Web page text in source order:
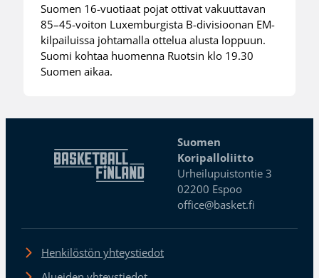
Suomen 16-vuotiaat pojat ottivat vakuuttavan
85–45-voiton Luxemburgista B-divisioonan EM-
kilpailuissa johtamalla ottelua alusta loppuun.
Suomi kohtaa huomenna Ruotsin klo 19.30
Suomen aikaa.
Suomen
Koripalloliitto
Urheilupuistontie 3
02200 Espoo
office@basket.fi
Henkilöstön yhteystiedot